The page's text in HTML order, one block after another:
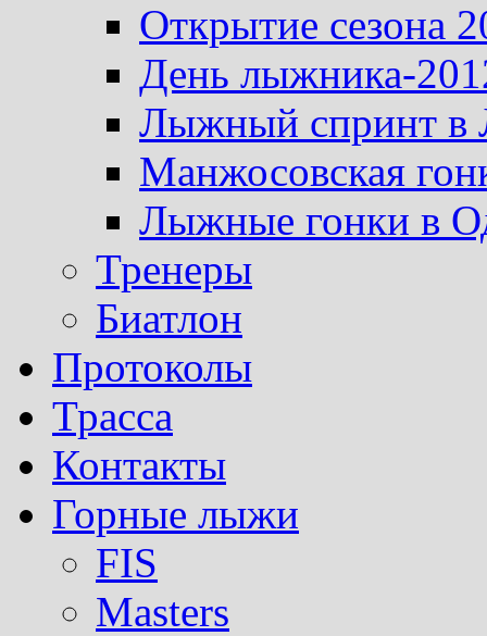
Открытие сезона
День лыжника-
Лыжный спринт в
Манжосовская
Лыжные гонки в
Тренеры
Биатлон
Протоколы
Трасса
Контакты
Горные лыжи
FIS
Masters